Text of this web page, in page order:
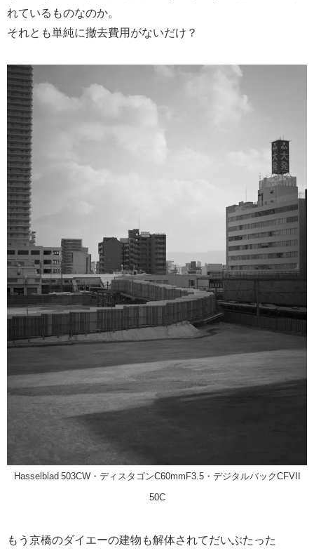
れているものなのか。
それとも単純に撤去費用がないだけ？
Hasselblad 503CW・ディスタゴンC60mmF3.5・デジタルバックCFVII
50C
もう京橋のダイエーの建物も解体されてだいぶたった